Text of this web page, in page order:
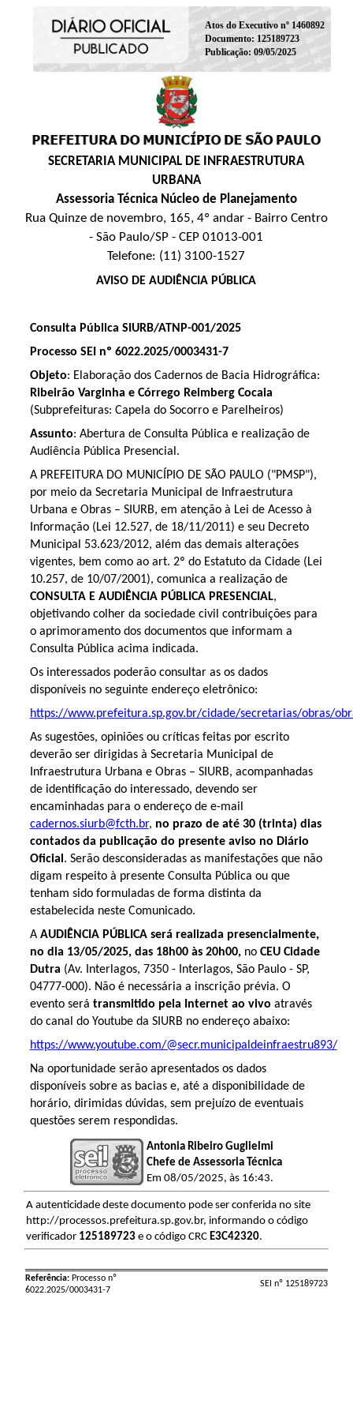
Atos do Executivo nº 1460892
Documento: 125189723
Publicação: 09/05/2025
SECRETARIA MUNICIPAL DE INFRAESTRUTURA
URBANA
Assessoria Técnica Núcleo de Planejamento
Rua Quinze de novembro, 165, 4º andar - Bairro Centro
- São Paulo/SP - CEP 01013-001
Telefone: (11) 3100-1527
AVISO DE AUDIÊNCIA PÚBLICA
Consulta Pública SIURB/ATNP-001/2025
Processo SEI nº 6022.2025/0003431-7
Objeto: Elaboração dos Cadernos de Bacia Hidrográfica:
Ribeirão Varginha e Córrego Reimberg Cocaia
(Subprefeituras: Capela do Socorro e Parelheiros)
Assunto: Abertura de Consulta Pública e realização de
Audiência Pública Presencial.
A PREFEITURA DO MUNICÍPIO DE SÃO PAULO ("PMSP"),
por meio da Secretaria Municipal de Infraestrutura
Urbana e Obras – SIURB, em atenção à Lei de Acesso à
Informação (Lei 12.527, de 18/11/2011) e seu Decreto
Municipal 53.623/2012, além das demais alterações
vigentes, bem como ao art. 2º do Estatuto da Cidade (Lei
10.257, de 10/07/2001), comunica a realização de
CONSULTA E AUDIÊNCIA PÚBLICA PRESENCIAL,
objetivando colher da sociedade civil contribuições para
o aprimoramento dos documentos que informam a
Consulta Pública acima indicada.
Os interessados poderão consultar as os dados
disponíveis no seguinte endereço eletrônico:
https://www.prefeitura.sp.gov.br/cidade/secretarias/obras/
As sugestões, opiniões ou críticas feitas por escrito
deverão ser dirigidas à Secretaria Municipal de
Infraestrutura Urbana e Obras – SIURB, acompanhadas
de identificação do interessado, devendo ser
encaminhadas para o endereço de e-mail
cadernos.siurb@fcth.br, no prazo de até 30 (trinta) dias
contados da publicação do presente aviso no Diário
Oficial . Serão desconsideradas as manifestações que não
digam respeito à presente Consulta Pública ou que
tenham sido formuladas de forma distinta da
estabelecida neste Comunicado.
A AUDIÊNCIA PÚBLICA será realizada presencialmente,
no dia 13/05/2025, das 18h00 às 20h00,noCEU Cidade
Dutra (Av. Interlagos, 7350 - Interlagos, São Paulo - SP,
04777-000). Não é necessária a inscrição prévia. O
evento será transmitido pela Internet ao vivo através
do canal do Youtube da SIURB no endereço abaixo:
https://www.youtube.com/@secr.municipaldeinfraestru893/
Na oportunidade serão apresentados os dados
disponíveis sobre as bacias e, até a disponibilidade de
horário, dirimidas dúvidas, sem prejuízo de eventuais
questões serem respondidas.
Antonia Ribeiro Guglielmi
Chefe de Assessoria Técnica
Em 08/05/2025, às 16:43.
A autenticidade deste documento pode ser conferida no site
http://processos.prefeitura.sp.gov.br, informando o código
verificador 125189723e o código CRC E3C42320.
Referência:Processo nº
6022.2025/0003431-7
SEI nº 125189723